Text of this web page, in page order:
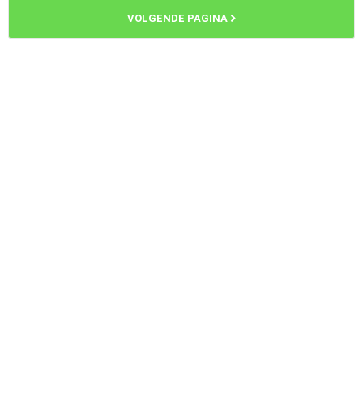
VOLGENDE PAGINA